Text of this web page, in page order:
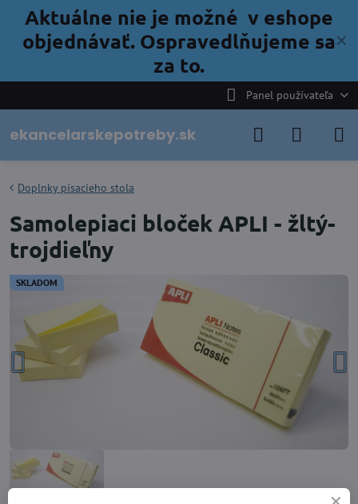
✕
Aktuálne nie je možné v eshope
objednávať. Ospravedlňujeme sa
za to.
Panel používateľa
ekancelarskepotreby.sk
SKLADOM
Doplnky písacieho stola
Samolepiaci bloček APLI - žltý-
trojdieľny